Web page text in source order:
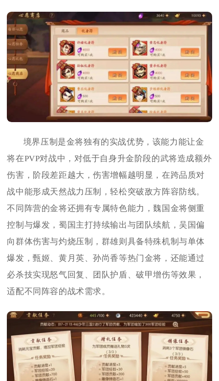
境界压制是金将独有的实战优势，该能力能让金
将在PVP对战中，对低于自身升金阶段的武将造成额外
伤害，阶段差距越大，伤害增幅越明显，在跨品质对
战中能形成天然战力压制，轻松突破敌方阵容防线。
不同阵营的金将还拥有专属特色能力，魏国金将侧重
控制与爆发，蜀国主打持续输出与团队续航，吴国偏
向群体伤害与灼烧压制，群雄则具备特殊机制与单体
爆发，甄姬、黄月英、孙尚香等热门金将，还能通过
必杀技实现怒气回复、团队护盾、破甲增伤等效果，
适配不同阵容的战术需求。